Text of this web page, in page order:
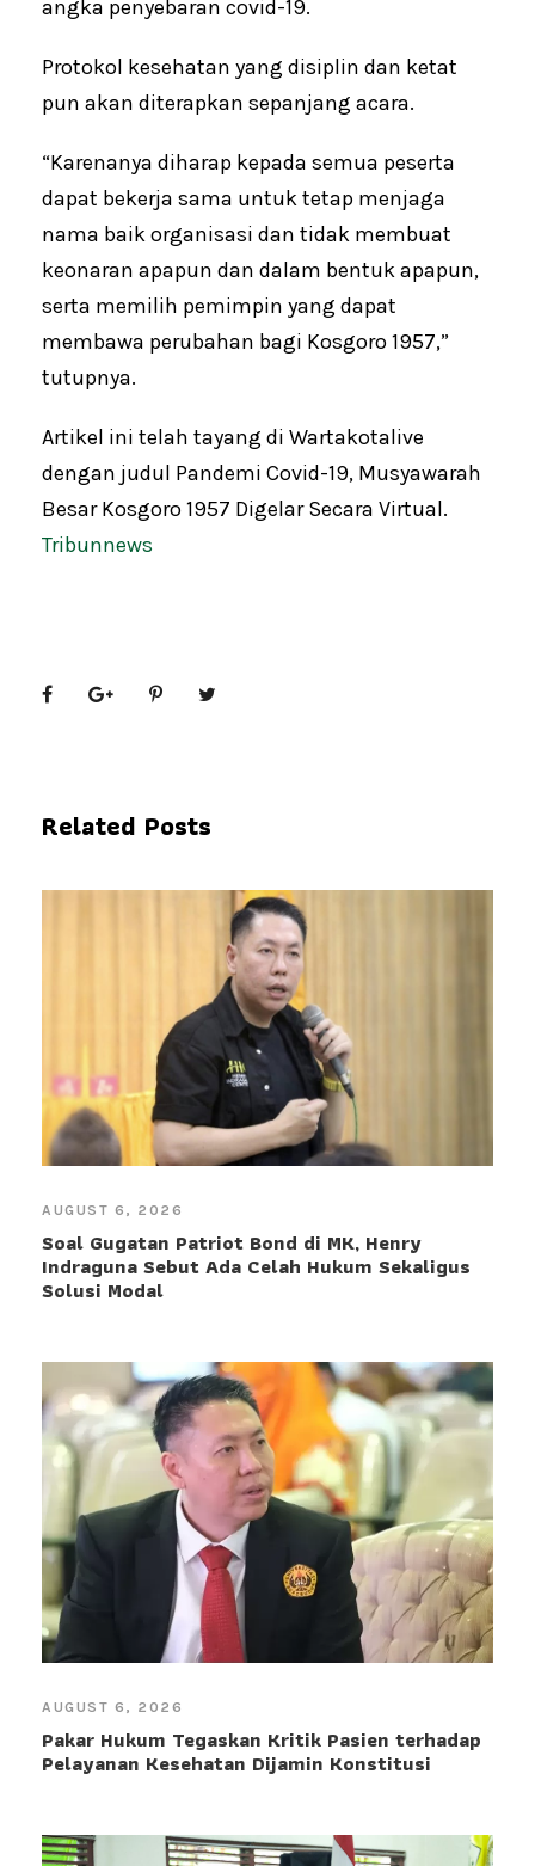
angka penyebaran covid-19.
Protokol kesehatan yang disiplin dan ketat
pun akan diterapkan sepanjang acara.
“Karenanya diharap kepada semua peserta
dapat bekerja sama untuk tetap menjaga
nama baik organisasi dan tidak membuat
keonaran apapun dan dalam bentuk apapun,
serta memilih pemimpin yang dapat
membawa perubahan bagi Kosgoro 1957,”
tutupnya.
Artikel ini telah tayang di Wartakotalive
dengan judul Pandemi Covid-19, Musyawarah
Besar Kosgoro 1957 Digelar Secara Virtual.
Tribunnews
Related Posts
AUGUST 6, 2026
Soal Gugatan Patriot Bond di MK, Henry
Indraguna Sebut Ada Celah Hukum Sekaligus
Solusi Modal
AUGUST 6, 2026
Pakar Hukum Tegaskan Kritik Pasien terhadap
Pelayanan Kesehatan Dijamin Konstitusi